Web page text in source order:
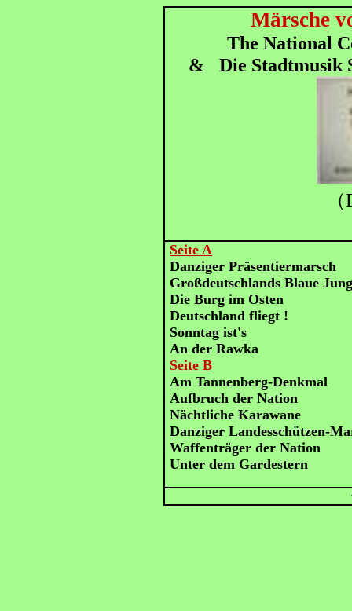
Märsche
The National
&
Die Stadtmusik
Seite A
Danziger Präsentiermarsch
Großdeutschlands Blaue
Die Burg im Osten
Deutschland fliegt !
Sonntag ist's
An der Rawka
Seite B
Am Tannenberg-Denkmal
Aufbruch der Nation
Nächtliche Karawane
Danziger Landesschützen-
Waffenträger der Nation
Unter dem Gardestern